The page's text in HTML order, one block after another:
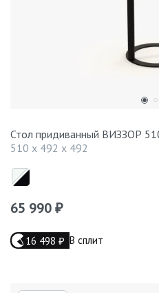
Стол придиванный ВИЗЗОР
510 x 492 x 492
65 990 ₽
16 498 ₽ В сплит